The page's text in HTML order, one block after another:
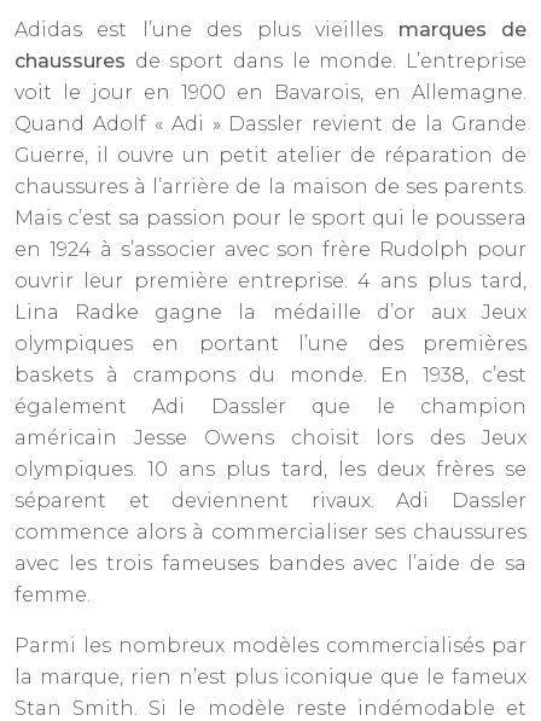
Adidas est l’une des plus vieilles marques de
chaussures de sport dans le monde. L’entreprise
voit le jour en 1900 en Bavarois, en Allemagne.
Quand Adolf « Adi » Dassler revient de la Grande
Guerre, il ouvre un petit atelier de réparation de
chaussures à l’arrière de la maison de ses parents.
Mais c’est sa passion pour le sport qui le poussera
en 1924 à s’associer avec son frère Rudolph pour
ouvrir leur première entreprise. 4 ans plus tard,
Lina Radke gagne la médaille d’or aux Jeux
olympiques en portant l’une des premières
baskets à crampons du monde. En 1938, c’est
également Adi Dassler que le champion
américain Jesse Owens choisit lors des Jeux
olympiques. 10 ans plus tard, les deux frères se
séparent et deviennent rivaux. Adi Dassler
commence alors à commercialiser ses chaussures
avec les trois fameuses bandes avec l’aide de sa
femme.
Parmi les nombreux modèles commercialisés par
la marque, rien n’est plus iconique que le fameux
Stan Smith. Si le modèle reste indémodable et